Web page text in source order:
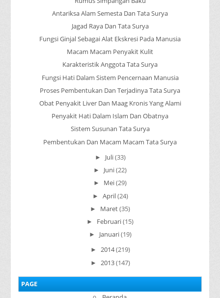
Antariksa Alam Semesta Dan Tata Surya
Jagad Raya Dan Tata Surya
Fungsi Ginjal Sebagai Alat Ekskresi Pada Manusia
Macam Macam Penyakit Kulit
Karakteristik Anggota Tata Surya
Fungsi Hati Dalam Sistem Pencernaan Manusia
Proses Pembentukan Dan Terjadinya Tata Surya
Obat Penyakit Liver Dan Maag Kronis Yang Alami
Penyakit Hati Dalam Islam Dan Obatnya
Sistem Susunan Tata Surya
Pembentukan Dan Macam Macam Tata Surya
► Juli(33)
► Juni(22)
► Mei(29)
► April(24)
► Maret(35)
► Februari(15)
► Januari(19)
► 2014(219)
► 2013(147)
PAGE